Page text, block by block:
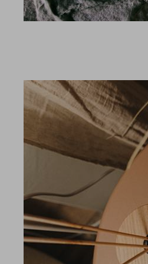
BEWERTUNGEN